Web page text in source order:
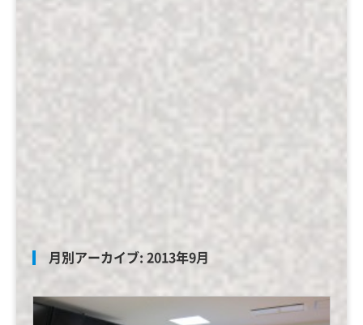
月別アーカイブ: 2013年9月